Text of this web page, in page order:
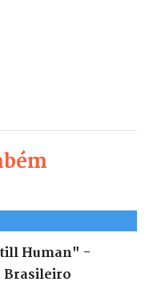
Human" -
Brasileiro